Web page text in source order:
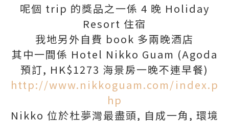
呢個 trip 的獎品之一係 4 晚 Holiday
Resort 住宿
我地另外自費 book 多兩晚酒店
其中一間係 Hotel Nikko Guam (Agoda
預訂, HK$1273 海景房一晚不連早餐)
http://www.nikkoguam.com/index.p
hp
Nikko 位於杜夢灣最盡頭, 自成一角, 環境